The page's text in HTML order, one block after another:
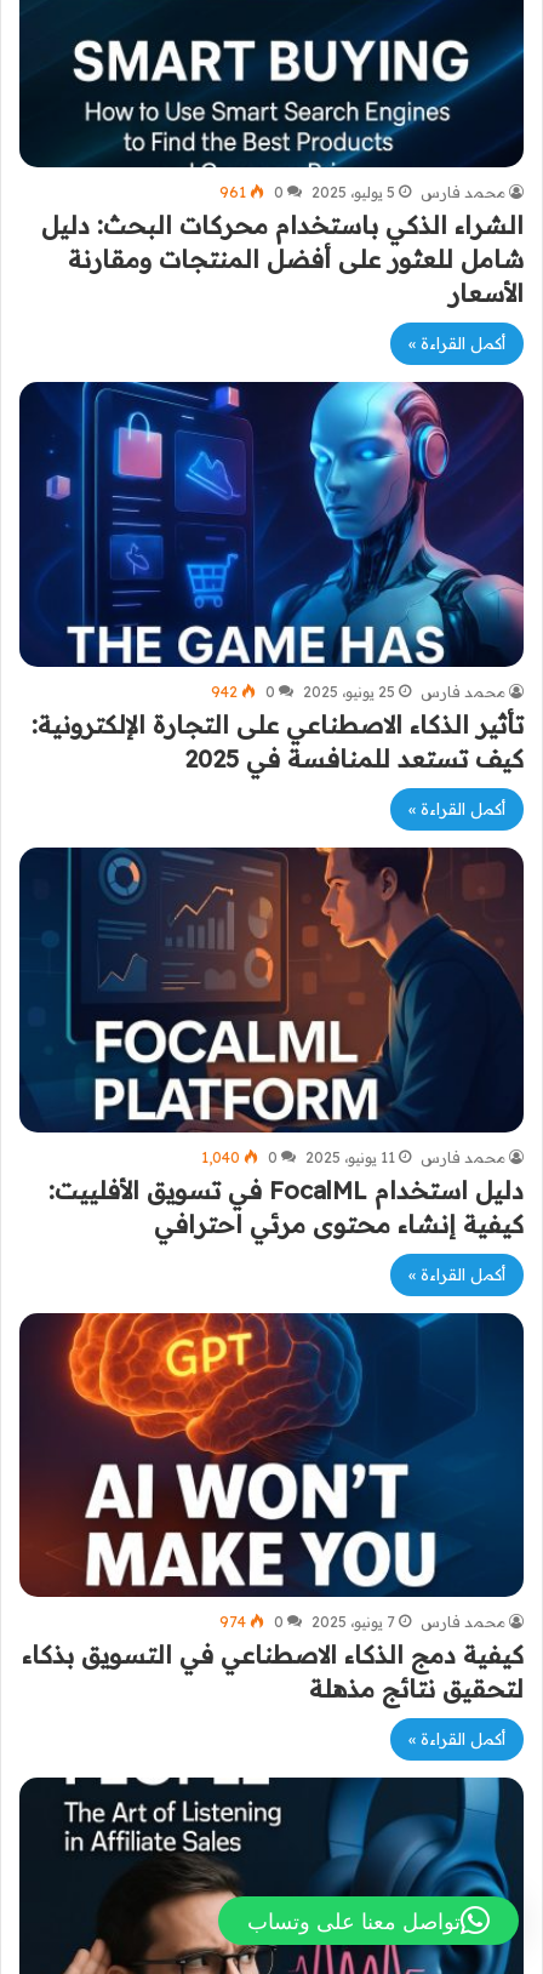
محمد فارس 5 يوليو، 2025 0
961
الشراء الذكي باستخدام محركات البحث: دليل
شامل للعثور على أفضل المنتجات ومقارنة
الأسعار
أكمل القراءة »
محمد فارس 25 يونيو، 2025 0
942
تأثير الذكاء الاصطناعي على التجارة الإلكترونية:
كيف تستعد للمنافسة في 2025
أكمل القراءة »
محمد فارس 11 يونيو، 2025 0 1٬040
دليل استخدام FocalML في تسويق الأفلييت:
كيفية إنشاء محتوى مرئي احترافي
أكمل القراءة »
محمد فارس 7 يونيو، 2025 0
974
كيفية دمج الذكاء الاصطناعي في التسويق بذكاء
لتحقيق نتائج مذهلة
أكمل القراءة »
تواصل معنا على وتساب